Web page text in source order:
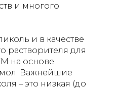
и многого
и в качестве
растворителя для
на основе
Важнейшие
– это низкая (до